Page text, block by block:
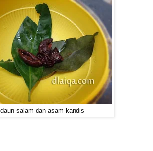
daun salam dan asam kandis